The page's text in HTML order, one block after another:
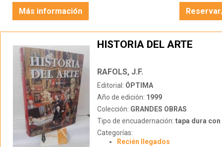
Más información
HISTORIA DEL ARTE
RAFOLS, J.F.
Editorial: ÓPTIMA
Año de edición: 1999
Colección: GRANDES OBRAS
Tipo de encuadernación: tapa dura con
Categorías:
Recién llegados